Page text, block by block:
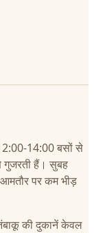
14:00 बसों से
गुजरती हैं। सुबह
पर कम भीड़
की दुकानें केवल